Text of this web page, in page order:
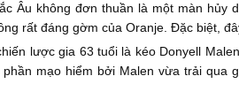
Âu không đơn thuần là một màn
rất đáng gờm của Oranje. Đặc biệt,
lược gia 63 tuổi là kéo Donyell
mạo hiểm bởi Malen vừa trải qua